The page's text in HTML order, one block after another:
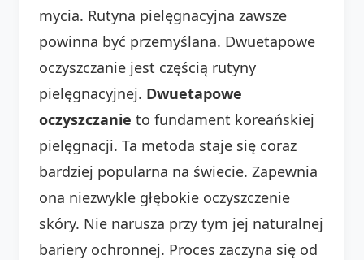
mycia. Rutyna pielęgnacyjna zawsze
powinna być przemyślana. Dwuetapowe
oczyszczanie jest częścią rutyny
pielęgnacyjnej. Dwuetapowe
oczyszczanie to fundament koreańskiej
pielęgnacji. Ta metoda staje się coraz
bardziej popularna na świecie. Zapewnia
ona niezwykle głębokie oczyszczenie
skóry. Nie narusza przy tym jej naturalnej
bariery ochronnej. Proces zaczyna się od